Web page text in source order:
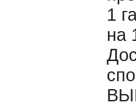
1
на